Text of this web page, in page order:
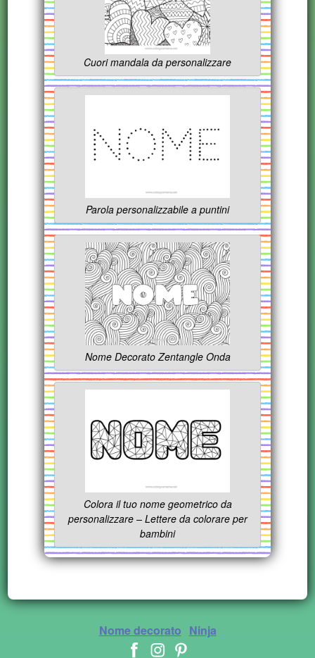
Cuori mandala da personalizzare
Parola personalizzabile a puntini
Nome Decorato Zentangle Onda
Colora il tuo nome geometrico da
personalizzare – Lettere da colorare per
bambini
Nome decorato Ninja